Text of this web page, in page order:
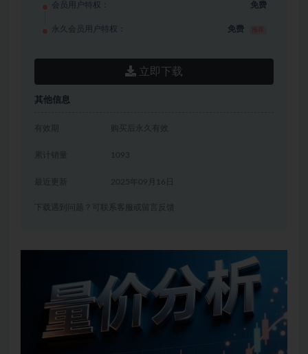
会员用户特权： 免费
永久会员用户特权： 免费
立即下载
其他信息
有效期 购买后永久有效
累计销量 1093
2025年09月16日
下载遇到问题？可联系客服或留言反馈